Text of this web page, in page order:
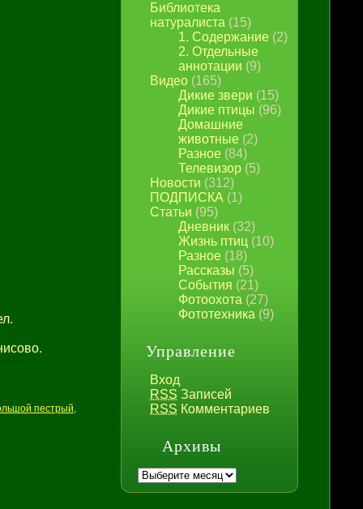
Библиотека
натуралиста (15)
1. Содержание (2)
2. Отдельные
аннотации (9)
Видео (165)
Дикие звери (15)
Дикие птицы (96)
Домашние
животные (2)
Разное (84)
Телевизор (5)
Новости (312)
ПОДПИСКА (1)
Статьи (95)
Дневник (32)
Жизнь птиц (10)
Разное (18)
Рассказы (5)
События (21)
Фотоохота (27)
Фототехника (9)
Управление
Вход
RSS Записей
RSS Комментариев
Архивы
пестрый,